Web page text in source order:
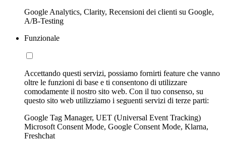
Google Analytics, Clarity, Recensioni dei clienti su Google,
A/B-Testing
Funzionale
Accettando questi servizi, possiamo fornirti feature che vanno
oltre le funzioni di base e ti consentono di utilizzare
comodamente il nostro sito web. Con il tuo consenso, su
questo sito web utilizziamo i seguenti servizi di terze parti:
Google Tag Manager, UET (Universal Event Tracking)
Microsoft Consent Mode, Google Consent Mode, Klarna,
Freshchat